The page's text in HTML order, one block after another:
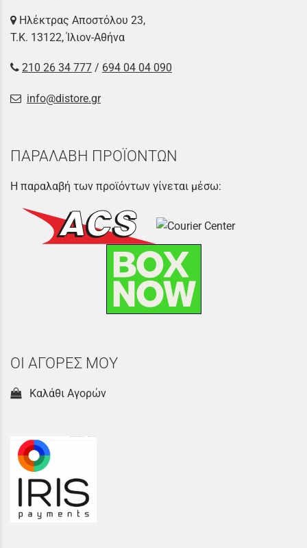
Ηλέκτρας Αποστόλου 23,
Τ.Κ. 13122, Ίλιον-Αθήνα
210 26 34 777 / 694 04 04 090
info@distore.gr
ΠΑΡΑΛΑΒΗ ΠΡΟΪΟΝΤΩΝ
Η παραλαβή των προϊόντων γίνεται μέσω:
ΟΙ ΑΓΟΡΕΣ ΜΟΥ
Καλάθι Αγορών